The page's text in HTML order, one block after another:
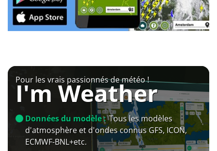
Pour les vrais passionnés de météo !
I'm Weather
Données du modèle : Tous les modèles
d'atmosphère et d'ondes connus GFS, ICON,
ECMWF-BNL+etc.